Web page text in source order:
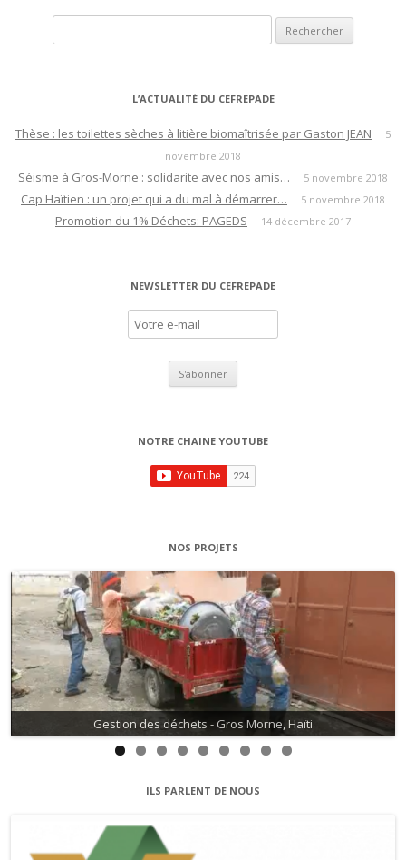
L’ACTUALITÉ DU CEFREPADE
Thèse : les toilettes sèches à litière biomaîtrisée par Gaston JEAN
5
novembre 2018
Séisme à Gros-Morne : solidarite avec nos amis… 5 novembre 2018
Cap Haïtien : un projet qui a du mal à démarrer… 5 novembre 2018
Promotion du 1% Déchets: PAGEDS 14 décembre 2017
NEWSLETTER DU CEFREPADE
NOTRE CHAINE YOUTUBE
NOS PROJETS
Gestion des déchets - Gros Morne, Haïti
Gestion de l'eau - David, Haïti
ILS PARLENT DE NOUS